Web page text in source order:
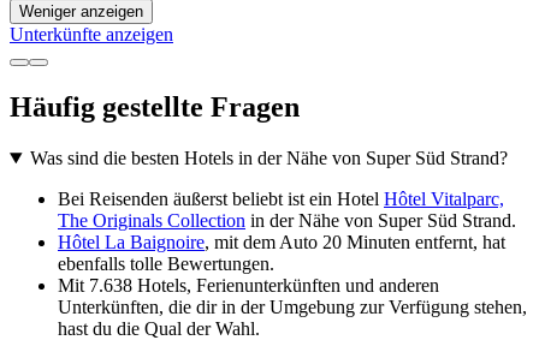
Weniger anzeigen
Unterkünfte anzeigen
Häufig gestellte Fragen
Was sind die besten Hotels in der Nähe von Super Süd Strand?
Bei Reisenden äußerst beliebt ist ein Hotel Hôtel Vitalparc,
The Originals Collection in der Nähe von Super Süd Strand.
Hôtel La Baignoire, mit dem Auto 20 Minuten entfernt, hat
ebenfalls tolle Bewertungen.
Mit 7.638 Hotels, Ferienunterkünften und anderen
Unterkünften, die dir in der Umgebung zur Verfügung stehen,
hast du die Qual der Wahl.